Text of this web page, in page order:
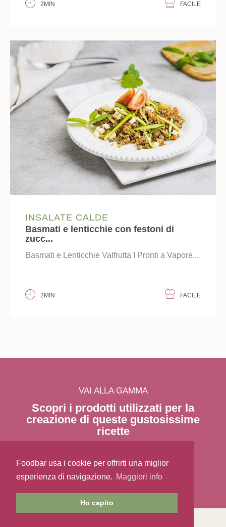
Foodbar usa i cookie per offrirti una miglior
esperienza di navigazione. Maggiori info
Ho capito
2MIN FACILE
INSALATE CALDE
Basmati e lenticchie con festoni di
zucc...
Basmati e Lenticchie Valfrutta I Pronti a Vapore,...
2MIN FACILE
VAI ALLA GAMMA
Scopri i prodotti utilizzati per la
creazione di queste gustosissime
ricette